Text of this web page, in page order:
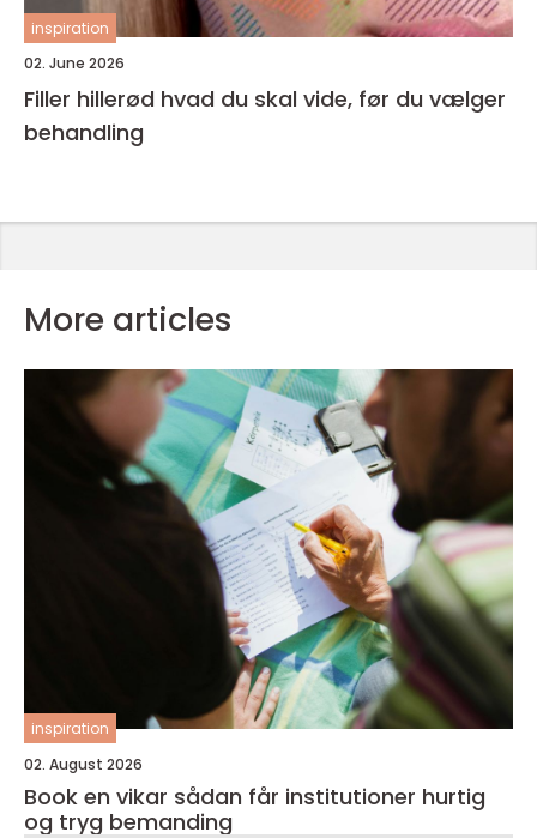
inspiration
02. June 2026
Filler hillerød hvad du skal vide, før du vælger
behandling
More articles
inspiration
02. August 2026
Book en vikar sådan får institutioner hurtig
og tryg bemanding